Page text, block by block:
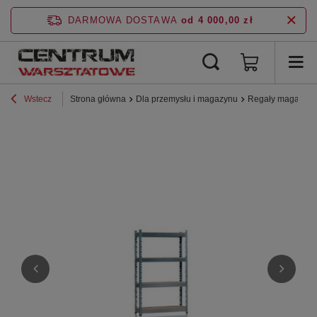
DARMOWA DOSTAWA od 4 000,00 zł
Wstecz Strona główna Dla przemysłu i magazynu Regały